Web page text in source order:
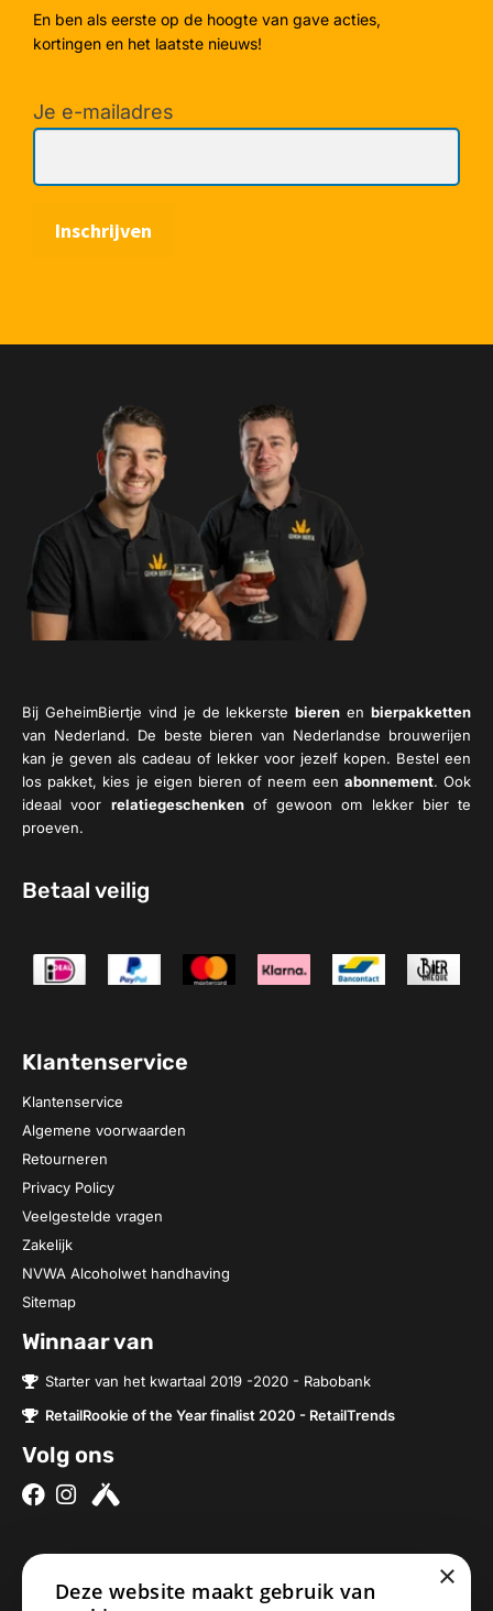
En ben als eerste op de hoogte van gave acties,
kortingen en het laatste nieuws!
Je e-mailadres
Bij GeheimBiertje vind je de lekkerstebieren en bierpakketten
van Nederland. De beste bieren van Nederlandse brouwerijen
kan je geven als cadeau of lekker voor jezelf kopen. Bestel een
los pakket, kies je eigen bieren of neem een abonnement. Ook
ideaal voor relatiegeschenkenof gewoon om lekker bier te
proeven.
Betaal veilig
Klantenservice
Klantenservice
Algemene voorwaarden
Retourneren
Privacy Policy
Veelgestelde vragen
Zakelijk
NVWA Alcoholwet handhaving
Sitemap
Winnaar van
Starter van het kwartaal 2019 -2020 - Rabobank
RetailRookie of the Year finalist 2020 - RetailTrends
Volg ons
Over ons ×
Deze website maakt gebruik van